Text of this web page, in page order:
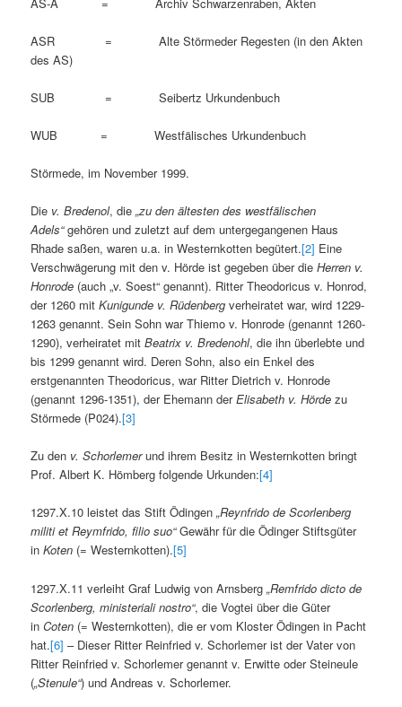
ASR = Alte Störmeder Regesten (in den Akten
des AS)
SUB = Seibertz Urkundenbuch
WUB = Westfälisches Urkundenbuch
Störmede, im November 1999.
Die v. Bredenol, die„zu den ältesten des westfälischen
Adels“gehören und zuletzt auf dem untergegangenen Haus
Rhade saßen, waren u.a. in Westernkotten begütert.[2] Eine
Verschwägerung mit den v. Hörde ist gegeben über dieHerren v.
Honrode (auch „v. Soest“ genannt). Ritter Theodoricus v. Honrod,
der 1260 mitKunigunde v. Rüdenberg verheiratet war, wird 1229-
1263 genannt. Sein Sohn war Thiemo v. Honrode (genannt 1260-
1290), verheiratet mitBeatrix v. Bredenohl, die ihn überlebte und
bis 1299 genannt wird. Deren Sohn, also ein Enkel des
erstgenannten Theodoricus, war Ritter Dietrich v. Honrode
(genannt 1296-1351), der Ehemann derElisabeth v. Hörde zu
Störmede (P024).[3]
Zu den v. Schorlemerund ihrem Besitz in Westernkotten bringt
Prof. Albert K. Hömberg folgende Urkunden:[4]
1297.X.10 leistet das Stift Ödingen„Reynfrido de Scorlenberg
militi et Reymfrido, filio suo“Gewähr für die Ödinger Stiftsgüter
inKoten (= Westernkotten).[5]
1297.X.11 verleiht Graf Ludwig von Arnsberg„Remfrido dicto de
Scorlenberg, ministeriali nostro“, die Vogtei über die Güter
inCoten (= Westernkotten), die er vom Kloster Ödingen in Pacht
hat.[6] – Dieser Ritter Reinfried v. Schorlemer ist der Vater von
Ritter Reinfried v. Schorlemer genannt v. Erwitte oder Steineule
(„Stenule“) und Andreas v. Schorlemer.